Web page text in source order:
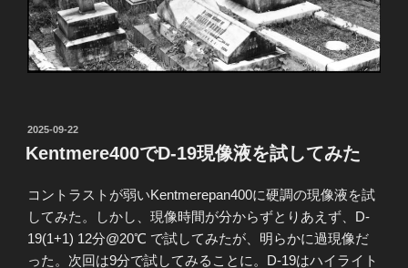
投
稿
日:
2025-09-22
Kentmere400でD-19現像液を試してみた
コントラストが弱いKentmerepan400に硬調の現像液を試
してみた。しかし、現像時間が分からずとりあえず、D-
19(1+1) 12分@20℃ で試してみたが、明らかに過現像だ
った。次回は9分で試してみることに。D-19はハイライト